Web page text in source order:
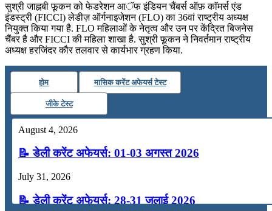
सुश्री जाह्नबी फूकन को फेडरेशन आॅफ इंडियन चैंबर्स ऑफ़ काॅमर्स एंड
इंडस्ट्री (FICCI) लेडीज़ ऑर्गनाइजेशन (FLO) का 36वां राष्ट्रीय अध्यक्ष
नियुक्त किया गया है. FLO महिलाओं के नेतृत्व और उन पर केंद्रित बिजनेस
चैंबर है और FICCI की महिला शाखा है. सुश्री फूकन ने निवर्तमान राष्ट्रीय
अध्यक्ष हरजिंदर कौर तलवार से कार्यभार ग्रहण किया.
होम मासिक करेंट अफेयर्स टेस्ट
जीके टेस्ट
August 4, 2026
📝 डेली करेंट अफेयर्स: 01-03 अगस्त 2026
July 31, 2026
📝 डेली करेंट अफेयर्स: 28-31 जुलाई 2026